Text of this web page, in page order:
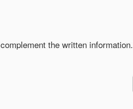
the written information.